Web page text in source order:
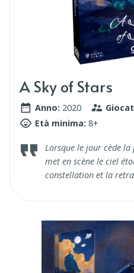
A Sky of Stars
Anno: 2020
Età minima: 8+
Lorsque le jour cède
met en scène le ciel
constellation et la